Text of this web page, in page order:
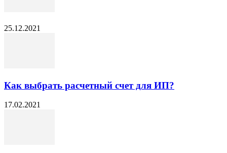
25.12.2021
Как выбрать расчетный счет для ИП?
17.02.2021